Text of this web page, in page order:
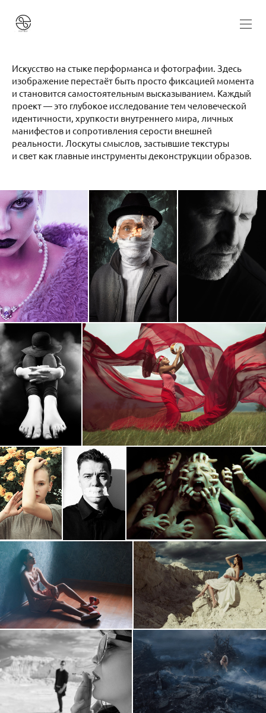
Искусство на стыке перформанса и фотографии. Здесь
изображение перестаёт быть просто фиксацией момента
и становится самостоятельным высказыванием. Каждый
проект — это глубокое исследование тем человеческой
идентичности, хрупкости внутреннего мира, личных
манифестов и сопротивления серости внешней
реальности. Лоскуты смыслов, застывшие текстуры
и свет как главные инструменты деконструкции образов.